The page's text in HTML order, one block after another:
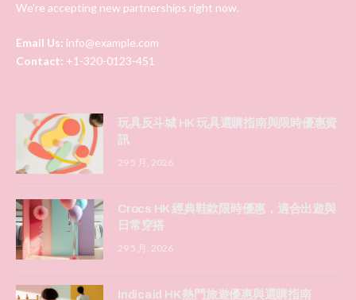
We're accepting new partnerships right now.
Email Us: info@example.com
Contact: +1-320-0123-451
玩具反斗城 HK 玩具選購指南與限時優惠資
訊
29 5 月, 2026
Crocs HK 經典鞋款限時優惠，適合出遊與
日常穿搭
29 5 月, 2026
Indicaid HK 熱門旅遊優惠與選購指南